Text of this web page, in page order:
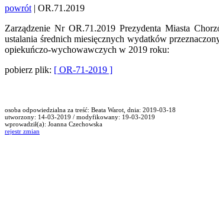
powrót | OR.71.2019
Zarządzenie Nr OR.71.2019 Prezydenta Miasta
ustalania średnich miesięcznych wydatków
opiekuńczo-wychowawczych w 2019 roku:
pobierz plik: [ OR-71-2019 ]
osoba odpowiedzialna za treść: Beata Warot, dnia: 2019-03-18
utworzony: 14-03-2019 / modyfikowany: 19-03-2019
wprowadził(a): Joanna Czechowska
rejestr zmian